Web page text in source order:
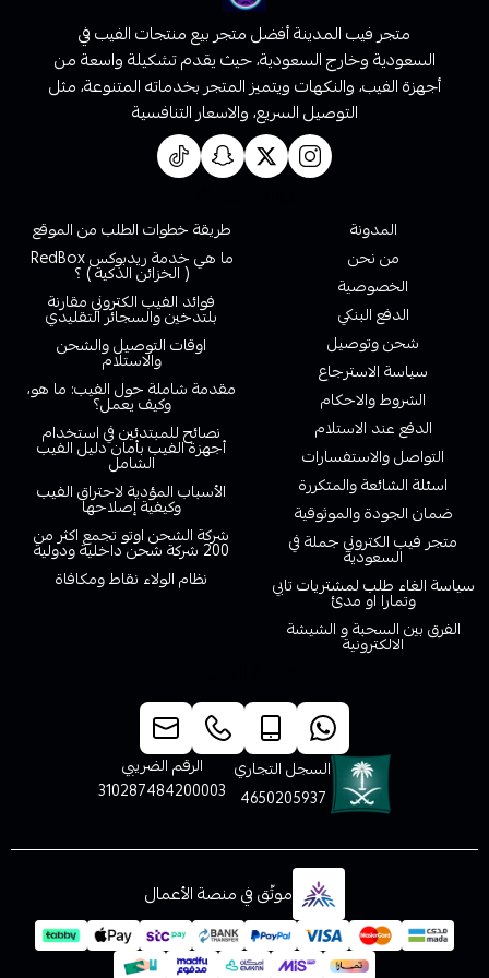
متجر فيب المدينة أفضل متجر بيع منتجات الفيب في
السعودية وخارج السعودية، حيث يقدم تشكيلة واسعة من
أجهزة الفيب، والنكهات ويتميز المتجر بخدماته المتنوعة، مثل
التوصيل السريع، والاسعار التنافسية
المدونة
من نحن
الخصوصية
الدفع البنكي
شحن وتوصيل
سياسة الاسترجاع
الشروط والاحكام
الدفع عند الاستلام
التواصل والاستفسارات
اسئلة الشائعة والمتكررة
ضمان الجودة والموثوقية
متجر فيب الكتروني جملة في
السعودية
سياسة الغاء طلب لمشتريات تابي
وتمارا او مدئ
الفرق بين السحبة و الشيشة
الالكترونية
طريقة خطوات الطلب من الموقع
ما هي خدمة ريدبوكس RedBox
( الخزائن الذكية ) ؟
فوائد الفيب الكتروني مقارنة
بلتدخين والسجائر التقليدي
اوقات التوصيل والشحن
والاستلام
مقدمة شاملة حول الفيب: ما هو،
وكيف يعمل؟
نصائح للمبتدئين في استخدام
أجهزة الفيب بأمان دليل الفيب
الشامل
الأسباب المؤدية لاحتراق الفيب
وكيفية إصلاحها
شركة الشحن اوتو تجمع اكثر من
200 شركة شحن داخلية ودولية
نظام الولاء نقاط ومكافاة
السجل التجاري
4650205937
الرقم الضريبي
310287484200003
موثّق في منصة الأعمال